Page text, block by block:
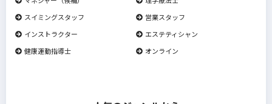
スイミングスタッフ
営業スタッフ
インストラクター
エステティシャン
健康運動指導士
オンライン